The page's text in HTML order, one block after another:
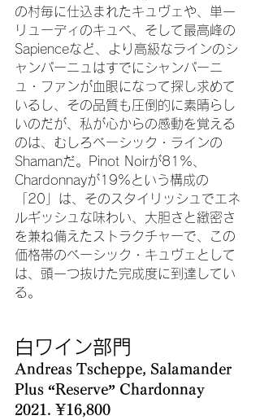
の村毎に仕込まれたキュヴェや、単一
リューディのキュベ、そして最高峰の
Sapienceなど、より高級なラインのシ
ャンパーニュはすでにシャンパーニ
ュ・ファンが血眼になって探し求めて
いるし、その品質も圧倒的に素晴らし
いのだが、私が心からの感動を覚える
のは、むしろベーシック・ラインの
Shamanだ。Pinot Noirが81%、
Chardonnayが19%という構成の
「20」は、そのスタイリッシュでエネ
ルギッシュな味わい、大胆さと緻密さ
を兼ね備えたストラクチャーで、この
価格帯のベーシック・キュヴェとして
は、頭一つ抜けた完成度に到達してい
る。
白ワイン部門
Andreas Tscheppe, Salamander
Plus “Reserve” Chardonnay
2021. ¥16,800